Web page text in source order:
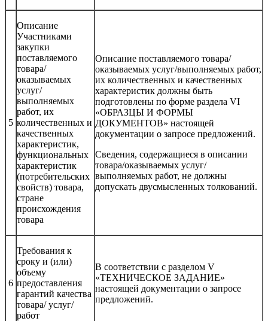
5
Описание
Участниками
закупки
поставляемого
товара/
оказываемых
услуг/
выполняемых
работ, их
количественных и
качественных
характеристик,
функциональных
характеристик
(потребительских
свойств) товара,
стране
происхождения
товара
Описание поставляемого товара/
оказываемых услуг/выполняемых работ,
их количественных и качественных
характеристик должны быть
подготовлены по форме раздела VI
«ОБРАЗЦЫ И ФОРМЫ
ДОКУМЕНТОВ» настоящей
документации о запросе предложений.
Сведения, содержащиеся в описании
товара/оказываемых услуг/
выполняемых работ, не должны
допускать двусмысленных толкований.
6
Требования к
сроку и (или)
объему
предоставления
гарантий качества
товара/ услуг/
работ
В соответствии с разделом V
«ТЕХНИЧЕСКОЕ ЗАДАНИЕ»
настоящей документации о запросе
предложений.